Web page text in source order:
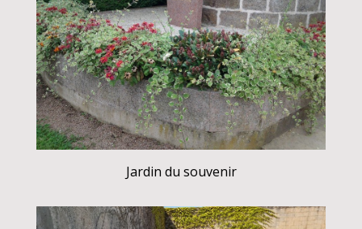
Jardin du souvenir